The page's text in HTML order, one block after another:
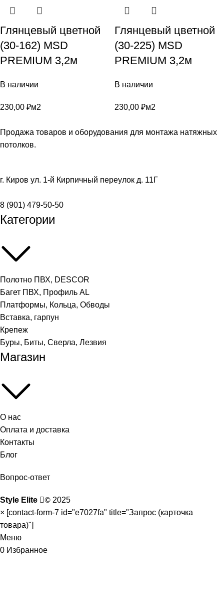
Глянцевый цветной
(30-162) MSD
PREMIUM 3,2м
В наличии
230,00 ₽м2
Глянцевый цветной
(30-225) MSD
PREMIUM 3,2м
В наличии
230,00 ₽м2
Продажа товаров и оборудования для монтажа натяжных
потолков.
г. Киров ул. 1-й Кирпичный переулок д. 11Г
8 (901) 479-50-50
Категории
Полотно ПВХ, DESCOR
Багет ПВХ, Профиль AL
Платформы, Кольца, Обводы
Вставка, гарпун
Крепеж
Буры, Биты, Сверла, Лезвия
Магазин
О нас
Оплата и доставка
Контакты
Блог
Вопрос-ответ
Style Elite © 2025
× [contact-form-7 id="e7027fa" title="Запрос (карточка
товара)"]
Меню
0 Избранное